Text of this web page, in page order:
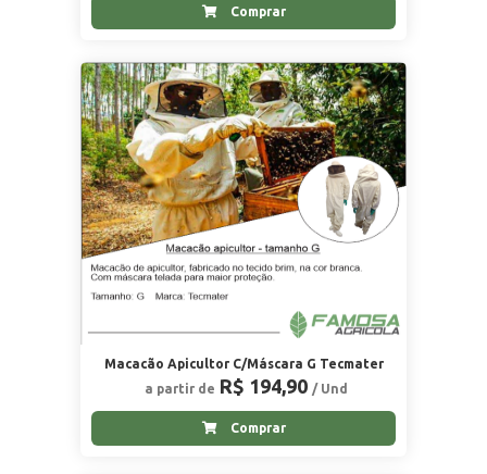
Comprar
Macacão Apicultor C/Máscara G Tecmater
a partir de R$ 194,90 / Und
Comprar